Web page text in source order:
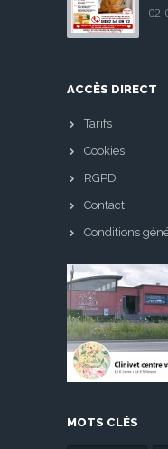
02-
ACCÈS DIRECT
Tarifs
Cookies
RGPD
Contact
Conditions
MOTS CLÉS